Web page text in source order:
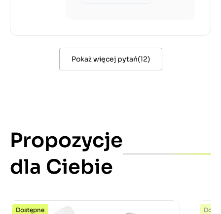
Pokaż więcej pytań(12)
Propozycje
dla Ciebie
Dostępne